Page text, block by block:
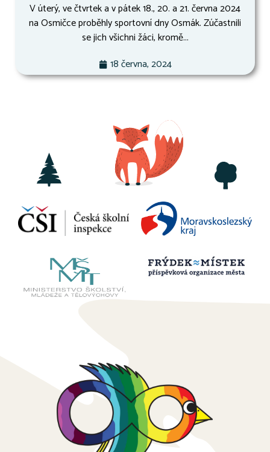
V úterý, ve čtvrtek a v pátek 18., 20. a 21. června 2024
na Osmičce proběhly sportovní dny Osmák. Zúčastnili
se jich všichni žáci, kromě...
18 června, 2024